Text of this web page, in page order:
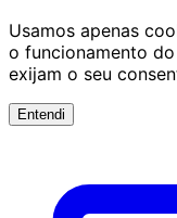
Usamos apenas
o funcionamento
exijam o seu
Entendi